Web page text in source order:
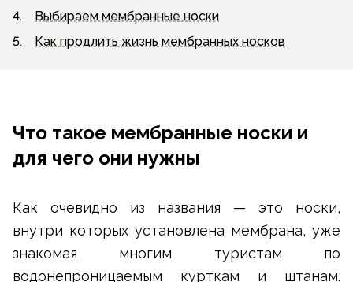
4.
Выбираем мембранные носки
5.
Как продлить жизнь мембранных носков
Что такое мембранные носки и
для чего они нужны
Как очевидно из названия — это носки,
внутри которых установлена мембрана, уже
знакомая многим туристам по
водонепроницаемым курткам и штанам.